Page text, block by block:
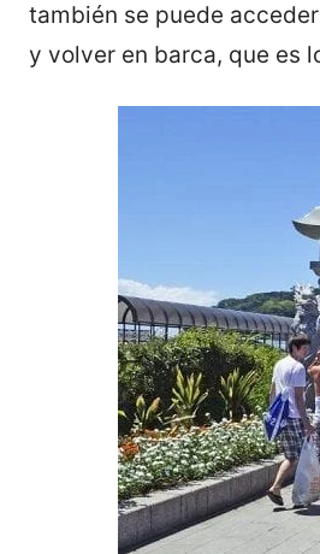
también se puede
y volver en barca, que es